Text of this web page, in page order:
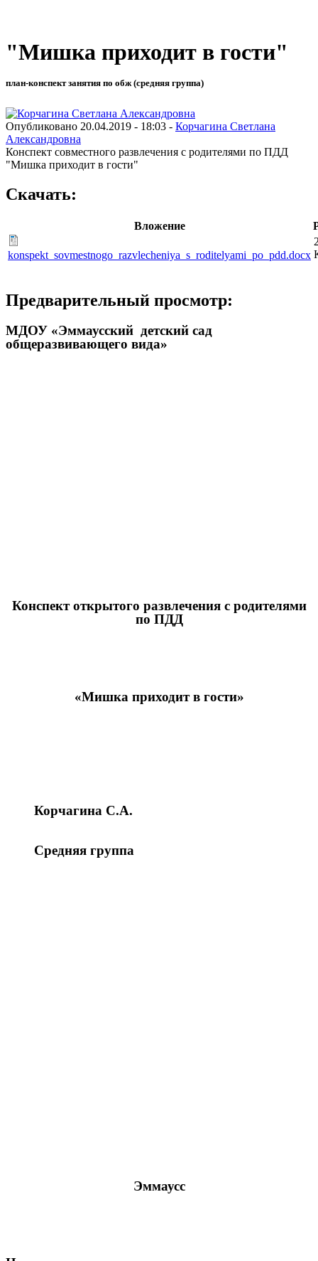
"Мишка приходит в гости"
план-конспект занятия по обж (средняя группа)
Опубликовано 20.04.2019 - 18:03 - Корчагина Светлана
Александровна
Конспект совместного развлечения с родителями по ПДД
"Мишка приходит в гости"
Скачать:
Вложение
konspekt_sovmestnogo_razvlecheniya_s_roditelyami_po_pdd.docx
Предварительный просмотр:
МДОУ «Эммаусский детский сад
общеразвивающего вида»
Конспект открытого развлечения с родителями
по ПДД
«Мишка приходит в гости»
Корчагина С.А.
Средняя группа
Эммаусс